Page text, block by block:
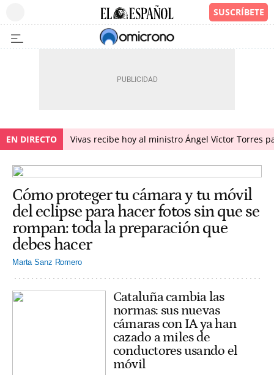
EN DIRECTO Vivas recibe hoy al ministro Ángel Víctor Torres
Cómo proteger tu cámara y tu móvil
del eclipse para hacer fotos sin que se
rompan: toda la preparación que
debes hacer
Marta Sanz Romero
Cataluña cambia las
normas: sus nuevas
cámaras con IA ya han
cazado a miles de
conductores usando el
móvil